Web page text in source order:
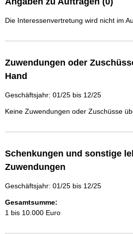
Die Interessenvertretung wird nicht im
Zuwendungen oder
Hand
Geschäftsjahr: 01/25 bis 12/25
Keine Zuwendungen oder Zuschüsse
Schenkungen und sonstige
Zuwendungen
Geschäftsjahr: 01/25 bis 12/25
Gesamtsumme:
1 bis 10.000 Euro